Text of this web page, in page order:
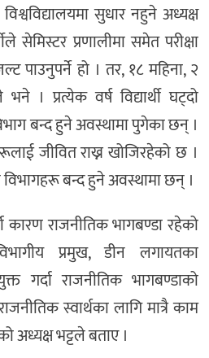
विश्वविद्यालयमा सुधार नहुने अध्यक्ष
सेमिस्टर प्रणालीमा समेत परीक्षा
पाउनुपर्ने हो । तर, १८ महिना, २
। प्रत्येक वर्ष विद्यार्थी घट्दो
बन्द हुने अवस्थामा पुगेका छन् ।
जीवित राख्न खोजिरहेको छ ।
बन्द हुने अवस्थामा छन् ।
कारण राजनीतिक भागबण्डा रहेको
प्रमुख, डीन लगायतका
गर्दा राजनीतिक भागबण्डाको
स्वार्थका लागि मात्रै काम
अध्यक्ष भट्टले बताए ।